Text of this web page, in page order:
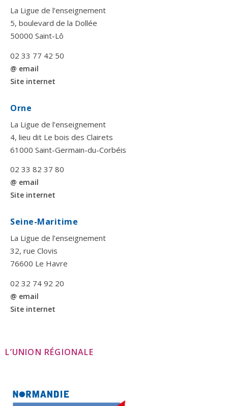
La Ligue de l’enseignement
5, boulevard de la Dollée
50000 Saint-Lô
02 33 77 42 50
@ email
Site internet
Orne
La Ligue de l’enseignement
4, lieu dit Le bois des Clairets
61000 Saint-Germain-du-Corbéis
02 33 82 37 80
@ email
Site internet
Seine-Maritime
La Ligue de l’enseignement
32, rue Clovis
76600 Le Havre
02 32 74 92 20
@ email
Site internet
L’UNION RÉGIONALE